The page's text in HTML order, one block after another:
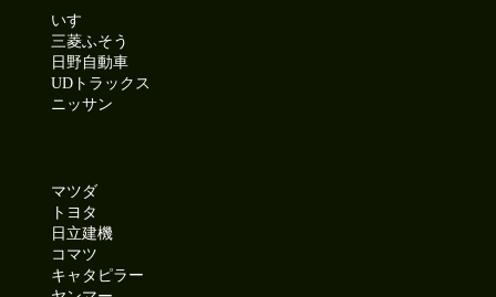
いすゞ
三菱ふそう
日野自動車
UDトラックス
ニッサン
マツダ
トヨタ
日立建機
コマツ
キャタピラー